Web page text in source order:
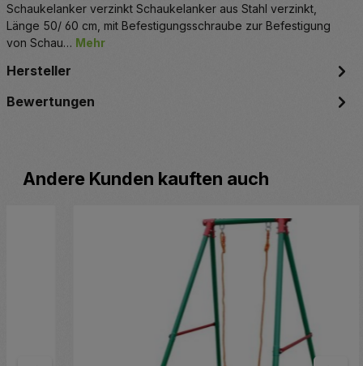
Schaukelanker verzinkt Schaukelanker aus Stahl verzinkt,
Länge 50/ 60 cm, mit Befestigungsschraube zur Befestigung
von Schau… Mehr
Hersteller
Bewertungen
Produktgalerie überspringen
Andere Kunden kauften auch